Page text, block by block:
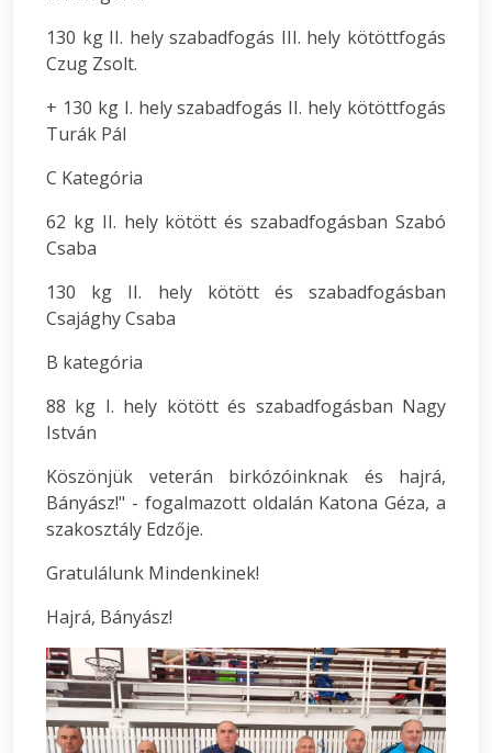
130 kg II. hely szabadfogás III. hely kötöttfogás
Czug Zsolt.
+ 130 kg I. hely szabadfogás II. hely kötöttfogás
Turák Pál
C Kategória
62 kg II. hely kötött és szabadfogásban Szabó
Csaba
130 kg II. hely kötött és szabadfogásban
Csajághy Csaba
B kategória
88 kg I. hely kötött és szabadfogásban Nagy
István
Köszönjük veterán birkózóinknak és hajrá,
Bányász!" - fogalmazott oldalán Katona Géza, a
szakosztály Edzője.
Gratulálunk Mindenkinek!
Hajrá, Bányász!